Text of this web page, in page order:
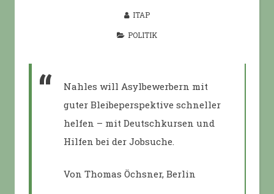
ITAP
POLITIK
Nahles will Asylbewerbern mit
guter Bleibeperspektive schneller
helfen – mit Deutschkursen und
Hilfen bei der Jobsuche.
Von Thomas Öchsner, Berlin